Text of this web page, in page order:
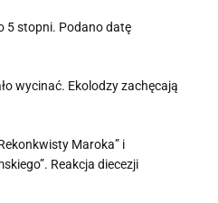
5 stopni. Podano datę
wycinać. Ekolodzy zachęcają
Maroka” i
Reakcja diecezji